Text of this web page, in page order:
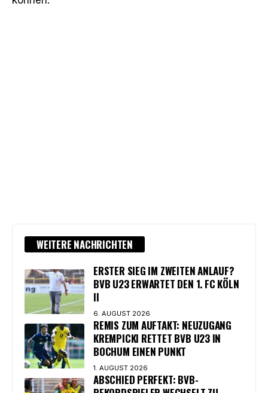
WEITERE NACHRICHTEN
ERSTER SIEG IM ZWEITEN ANLAUF?
BVB U23 ERWARTET DEN 1. FC KÖLN
II
6. AUGUST 2026
REMIS ZUM AUFTAKT: NEUZUGANG
KREMPICKI RETTET BVB U23 IN
BOCHUM EINEN PUNKT
1. AUGUST 2026
ABSCHIED PERFEKT: BVB-